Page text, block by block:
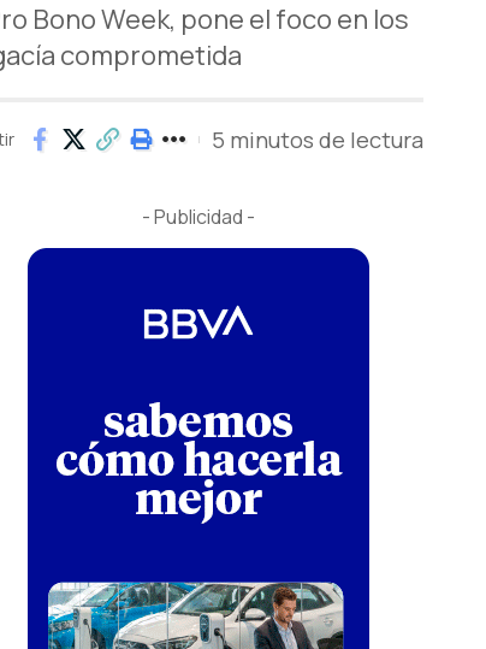
Bono Week, pone el foco en los
comprometida
5 minutos de lectura
- Publicidad -